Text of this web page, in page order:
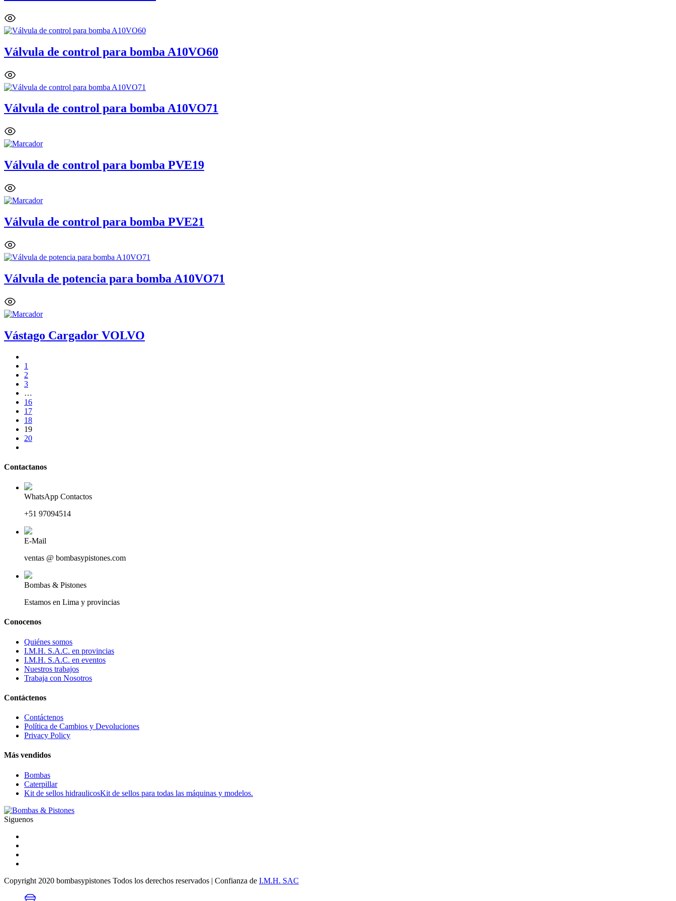
Válvula de control para bomba A10VO60
Válvula de control para bomba A10VO71
Válvula de control para bomba PVE19
Válvula de control para bomba PVE21
Válvula de potencia para bomba A10VO71
Vástago Cargador VOLVO
1
2
3
…
16
17
18
19
20
Contactanos
WhatsApp Contactos
+51 97094514
E-Mail
ventas @ bombasypistones.com
Bombas & Pistones
Estamos en Lima y provincias
Conocenos
Quiénes somos
I.M.H. S.A.C. en provincias
I.M.H. S.A.C. en eventos
Nuestros trabajos
Trabaja con Nosotros
Contáctenos
Contáctenos
Política de Cambios y Devoluciones
Privacy Policy
Más vendidos
Bombas
Caterpillar
Kit de sellos hidraulicosKit de sellos para todas las máquinas y modelos.
Siguenos
Copyright 2020 bombasypistones Todos los derechos reservados | Confianza de I.M.H. SAC